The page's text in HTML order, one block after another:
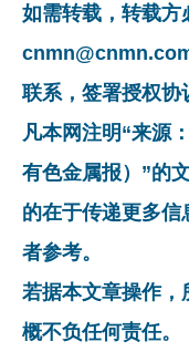
如需转载，转载方
联系，签署授权协
凡本网注明“来源
有色金属报）”的
的在于传递更多
者参考。
若据本文章操作，
概不负任何责任。